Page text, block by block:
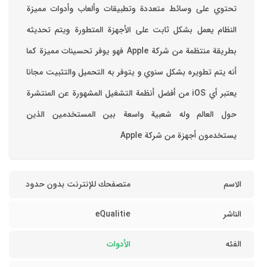
تحتوي على وسائط متعددة وتطبيقات وألعاب وأدوات مميزة
‏النظام يعمل بشكل ثابت على الأجهزة المتطورة ويتم تحديثه
بطريقة منتظمة من شركة Apple فهو يوفر تحسينات مميزة كما
أنه يتم تطويره بشكل سنوي و يتوفر به التحميل والتثبيت مجانا
‏يعتبر أي iOS من أفضل أنظمة التشغيل المشهورة عن المنتشرة
حول العالم وله شعبية واسعة بين المستخدمين الذين
يستخدمون أجهزة من شركة Apple
الاسم متصفحك للإنترنت بدون حدود
الناشر eQualitie
الفئه الأدوات